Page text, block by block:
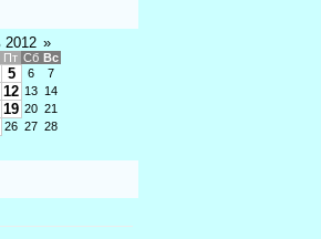
2012 »
Пт Сб Вс
5 6 7
12 13 14
19 20 21
26 27 28